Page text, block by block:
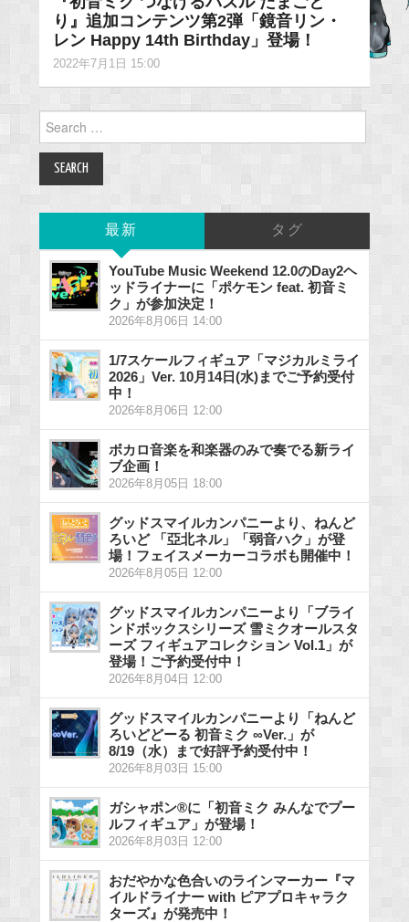
り』追加コンテンツ第2弾「鏡音リン・
レン Happy 14th Birthday」登場！
2022年7月1日 15:00
for:
最新 タグ
YouTube Music Weekend 12.0のDay2ヘ
ッドライナーに「ポケモン feat. 初音ミ
ク」が参加決定！
2026年8月06日 14:00
1/7スケールフィギュア「マジカルミライ
2026」Ver. 10月14日(水)までご予約受付
中！
2026年8月06日 12:00
ボカロ音楽を和楽器のみで奏でる新ライ
ブ企画！
2026年8月05日 18:00
グッドスマイルカンパニーより、ねんど
ろいど 「亞北ネル」「弱音ハク」が登
場！フェイスメーカーコラボも開催中！
2026年8月05日 12:00
グッドスマイルカンパニーより「ブライ
ンドボックスシリーズ 雪ミクオールスタ
ーズ フィギュアコレクション Vol.1」が
登場！ご予約受付中！
2026年8月04日 12:00
グッドスマイルカンパニーより「ねんど
ろいどどーる 初音ミク ∞Ver.」が
8/19（水）まで好評予約受付中！
2026年8月03日 15:00
ガシャポン®に「初音ミク みんなでプー
ルフィギュア」が登場！
2026年8月03日 12:00
おだやかな色合いのラインマーカー『マ
イルドライナー with ピアプロキャラク
ターズ』が発売中！